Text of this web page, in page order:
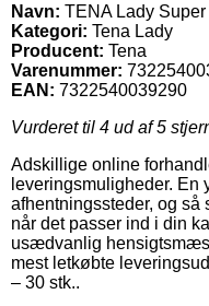
Navn: TENA Lady Super
Kategori: Tena Lady
Producent: Tena
Varenummer:
EAN: 7322540039290
Vurderet til 4 ud af 5
Adskillige online
leveringsmuligheder.
afhentningssteder, og så
når det passer ind i din
usædvanlig
mest letkøbte
– 30 stk..